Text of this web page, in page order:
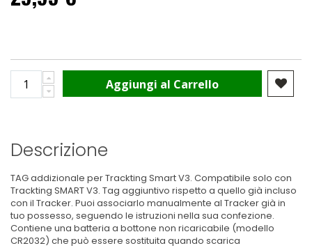
Aggiungi al Carrello
Descrizione
TAG addizionale per Trackting Smart V3. Compatibile solo con
Trackting SMART V3. Tag aggiuntivo rispetto a quello già incluso
con il Tracker. Puoi associarlo manualmente al Tracker già in
tuo possesso, seguendo le istruzioni nella sua confezione.
Contiene una batteria a bottone non ricaricabile (modello
CR2032) che può essere sostituita quando scarica